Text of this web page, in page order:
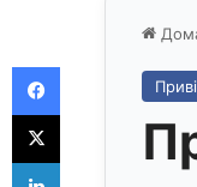
Facebook
X
LinkedIn